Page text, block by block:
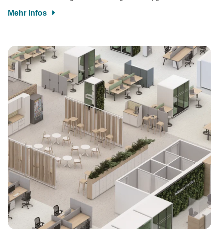
Mehr Infos